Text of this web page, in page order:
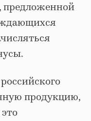
предложенной
продукцию,